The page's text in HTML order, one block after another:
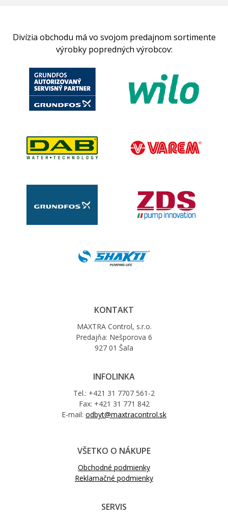
Divízia obchodu má vo svojom predajnom sortimente
výrobky popredných výrobcov:
KONTAKT
MAXTRA Control, s.r.o.
Predajňa: Nešporova 6
927 01 Šaľa
INFOLINKA
Tel.: +421 31 7707 561-2
Fax: +421 31 771 842
E-mail: odbyt@maxtracontrol.sk
VŠETKO O NÁKUPE
Obchodné podmienky
Reklamačné podmienky
SERVIS